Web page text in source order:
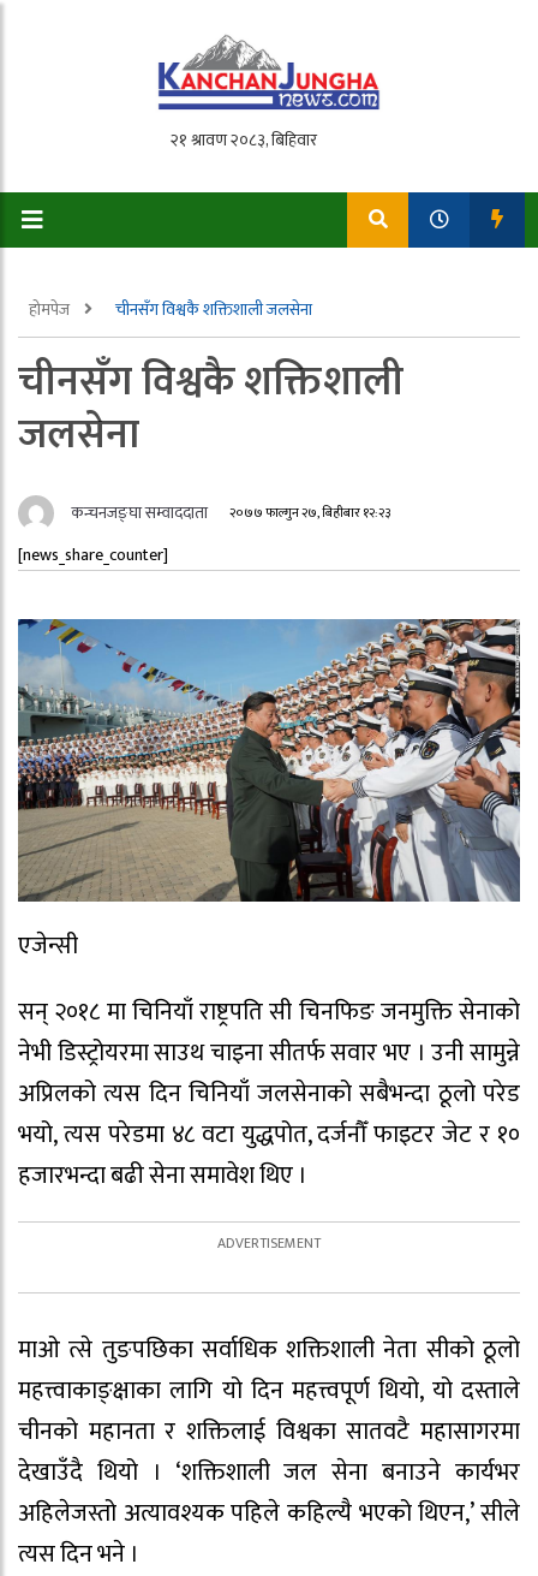
होमपेज चीनसँग विश्वकै शक्तिशाली जलसेना
चीनसँग विश्वकै शक्तिशाली
जलसेना
कन्चनजङ्घा सम्वाददाता २०७७ फाल्गुन २७, बिहीबार १२:२३
[news_share_counter]
एजेन्सी
सन् २०१८ मा चिनियाँ राष्ट्रपति सी चिनफिङ जनमुक्ति सेनाको
नेभी डिस्ट्रोयरमा साउथ चाइना सीतर्फ सवार भए । उनी सामुन्ने
अप्रिलको त्यस दिन चिनियाँ जलसेनाको सबैभन्दा ठूलो परेड
भयो, त्यस परेडमा ४८ वटा युद्धपोत, दर्जनौँ फाइटर जेट र १०
हजारभन्दा बढी सेना समावेश थिए ।
माओ त्से तुङपछिका सर्वाधिक शक्तिशाली नेता सीको ठूलो
महत्त्वाकाङ्क्षाका लागि यो दिन महत्त्वपूर्ण थियो, यो दस्ताले
चीनको महानता र शक्तिलाई विश्वका सातवटै महासागरमा
देखाउँदै थियो । ‘शक्तिशाली जल सेना बनाउने कार्यभर
अहिलेजस्तो अत्यावश्यक पहिले कहिल्यै भएको थिएन,’ सीले
त्यस दिन भने ।